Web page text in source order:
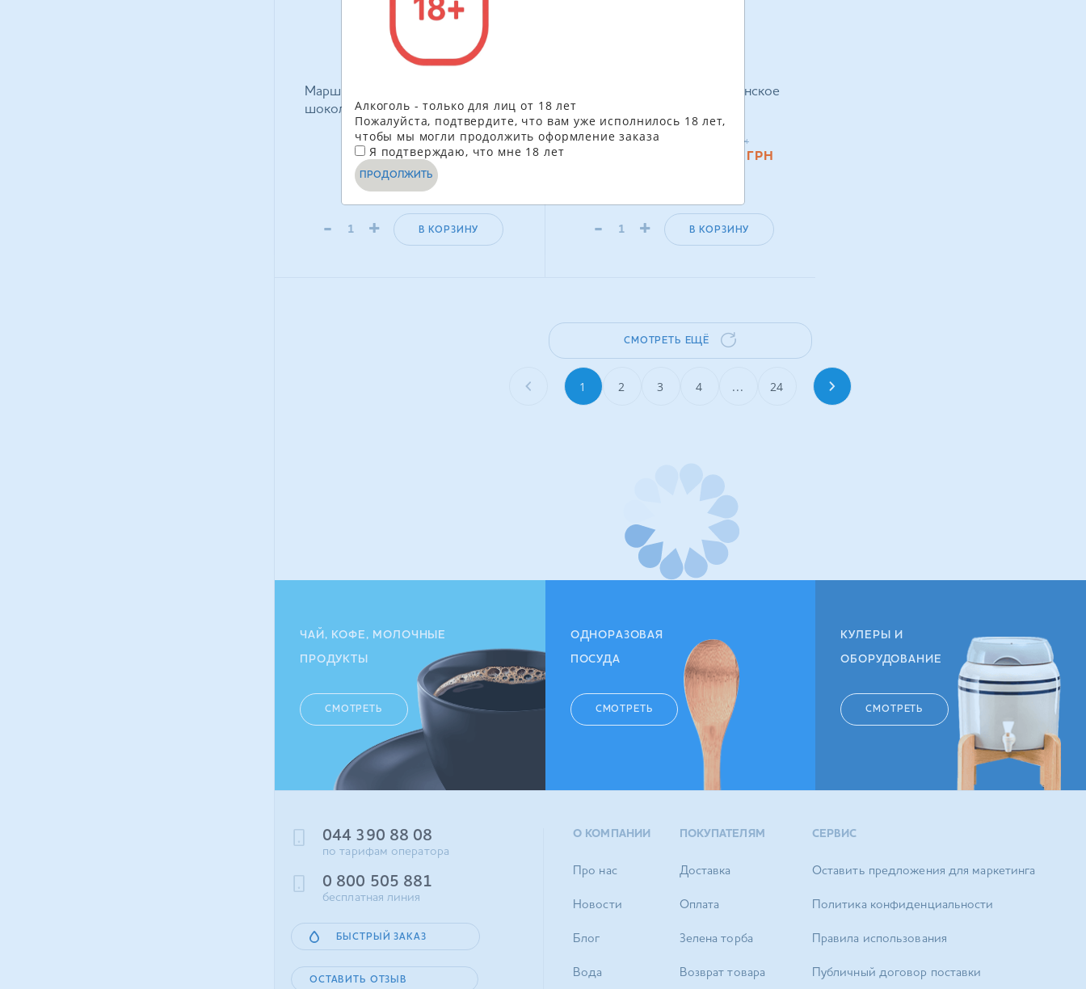
Маршмеллоу Baru в молочном
шоколаде Кранчи Фундук 30 г
111.90 грн
100.80ГРН
- + В КОРЗИНУ
Печенье Delicia Кокос веганское
грн
ГРН
- + В КОРЗИНУ
СМОТРЕТЬ ЕЩЁ
1 2 3 4 ... 24
ЧАЙ, КОФЕ, МОЛОЧНЫЕ
ПРОДУКТЫ
СМОТРЕТЬ
ОДНОРАЗОВАЯ
ПОСУДА
СМОТРЕТЬ
КУЛЕРЫ И
ОБОРУДОВАНИЕ
СМОТРЕТЬ
044 390 88 08
по тарифам оператора
0 800 505 881
бесплатная линия
БЫСТРЫЙ ЗАКАЗ
ОСТАВИТЬ ОТЗЫВ
О КОМПАНИИ
Про нас
Новости
Блог
Вода
ПОКУПАТЕЛЯМ
Доставка
Оплата
Зелена торба
Возврат товара
СЕРВИС
Оставить предложения для маркетинга
Политика конфиденциальности
Правила использования
Публичный договор поставки
Алкоголь - только для лиц от 18 лет
Пожалуйста, подтвердите, что вам уже исполнилось 18 лет,
чтобы мы могли продолжить оформление заказа
Я подтверждаю, что мне 18 лет
ПРОДОЛЖИТЬ